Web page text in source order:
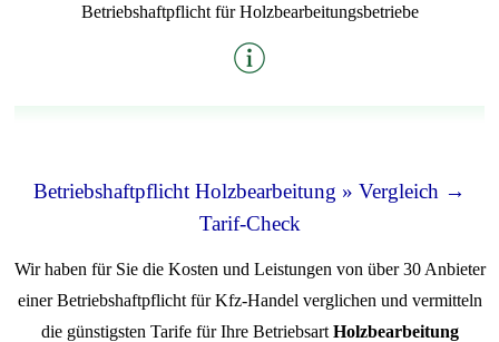
Betriebshaftpflicht für Holzbearbeitungsbetriebe
Betriebshaftpflicht Holzbearbeitung » Vergleich →
Tarif-Check
Wir haben für Sie die Kosten und Leistungen von über 30 Anbieter
einer Betriebshaftpflicht für Kfz-Handel verglichen und vermitteln
die günstigsten Tarife für Ihre Betriebsart Holzbearbeitung